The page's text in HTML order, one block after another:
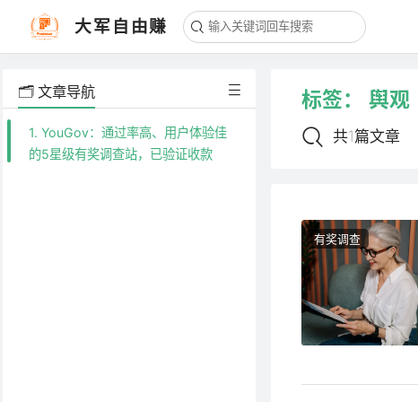
大军自由赚
🗂️ 文章导航
1. YouGov：通过率高、用户体验佳
的5星级有奖调查站，已验证收款
标签：舆观
共1篇文章
有奖调查